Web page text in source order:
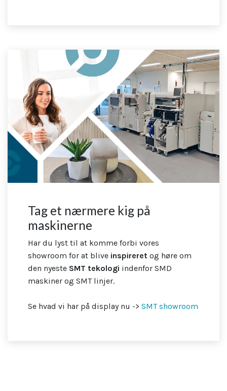
Tag et nærmere kig på
maskinerne
Har du lyst til at komme forbi vores
showroom for at blive inspireret og høre om
den nyeste SMT tekologi indenfor SMD
maskiner og SMT linjer.
Se hvad vi har på display nu -> SMT showroom